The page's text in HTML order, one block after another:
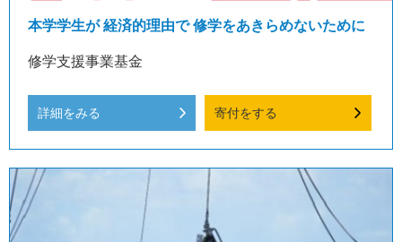
本学学生が 経済的理由で 修学をあきらめないために
修学支援事業基金
詳細をみる 寄付をする